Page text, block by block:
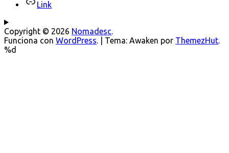
Link
Copyright © 2026 Nomadesc.
Funciona con WordPress. Tema: Awaken por ThemezHut.
%d